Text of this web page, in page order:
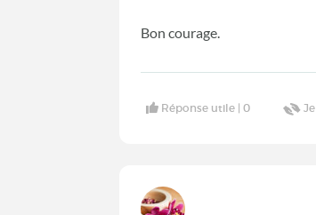
Bon courage.
Réponse utile |0